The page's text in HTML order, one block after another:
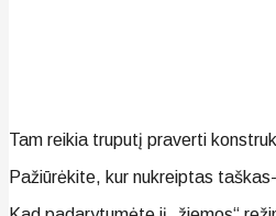
Tam reikia truputį praverti
Pažiūrėkite, kur nukreiptas